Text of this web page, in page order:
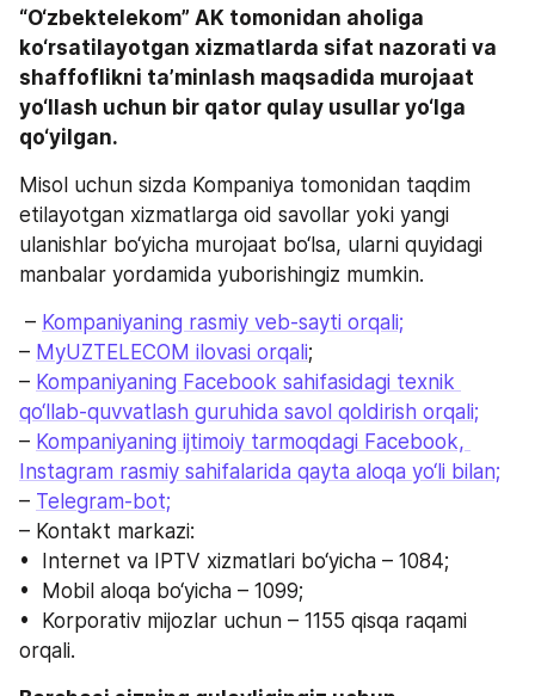
“O‘zbektelekom” AK tomonidan aholiga
ko‘rsatilayotgan xizmatlarda sifat nazorati va
shaffoflikni ta’minlash maqsadida murojaat
yo‘llash uchun bir qator qulay usullar yo‘lga
qo‘yilgan.
Misol uchun sizda Kompaniya tomonidan taqdim
etilayotgan xizmatlarga oid savollar yoki yangi
ulanishlar bo‘yicha murojaat bo‘lsa, ularni quyidagi
manbalar yordamida yuborishingiz mumkin.
– Kompaniyaning rasmiy veb-sayti orqali;
– MyUZTELECOM ilovasi orqali;
– Kompaniyaning Facebook sahifasidagi texnik
qo‘llab-quvvatlash guruhida savol qoldirish orqali;
– Kompaniyaning ijtimoiy tarmoqdagi Facebook,
Instagram rasmiy sahifalarida qayta aloqa yo‘li bilan;
– Telegram-bot;
– Kontakt markazi:
•  Internet va IPTV xizmatlari bo‘yicha – 1084;
•  Mobil aloqa bo‘yicha – 1099;
•  Korporativ mijozlar uchun – 1155 qisqa raqami
orqali.